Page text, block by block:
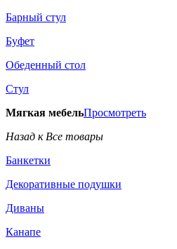
Барный стул
Буфет
Обеденный стол
Стул
Мягкая мебельПросмотреть
Назад к Все товары
Банкетки
Декоративные подушки
Диваны
Канапе